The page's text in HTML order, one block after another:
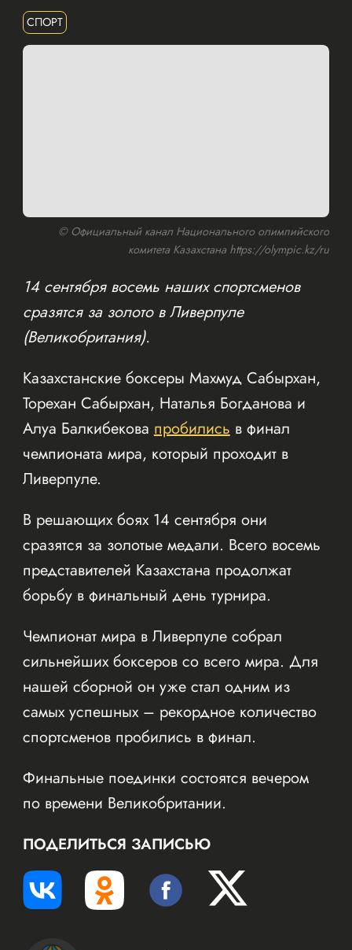
СПОРТ
© Официальный канал Национального олимпийского
комитета Казахстана https://olympic.kz/ru
14 сентября восемь наших спортсменов
сразятся за золото в Ливерпуле
(Великобритания).
Казахстанские боксеры Махмуд Сабырхан,
Торехан Сабырхан, Наталья Богданова и
Алуа Балкибекова пробились в финал
чемпионата мира, который проходит в
Ливерпуле.
В решающих боях 14 сентября они
сразятся за золотые медали. Всего восемь
представителей Казахстана продолжат
борьбу в финальный день турнира.
Чемпионат мира в Ливерпуле собрал
сильнейших боксеров со всего мира. Для
нашей сборной он уже стал одним из
самых успешных – рекордное количество
спортсменов пробились в финал.
Финальные поединки состоятся вечером
по времени Великобритании.
ПОДЕЛИТЬСЯ ЗАПИСЬЮ